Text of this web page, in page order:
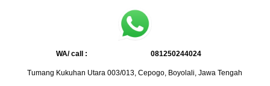
WA/ call : 081250244024
Tumang Kukuhan Utara 003/013, Cepogo, Boyolali, Jawa Tengah